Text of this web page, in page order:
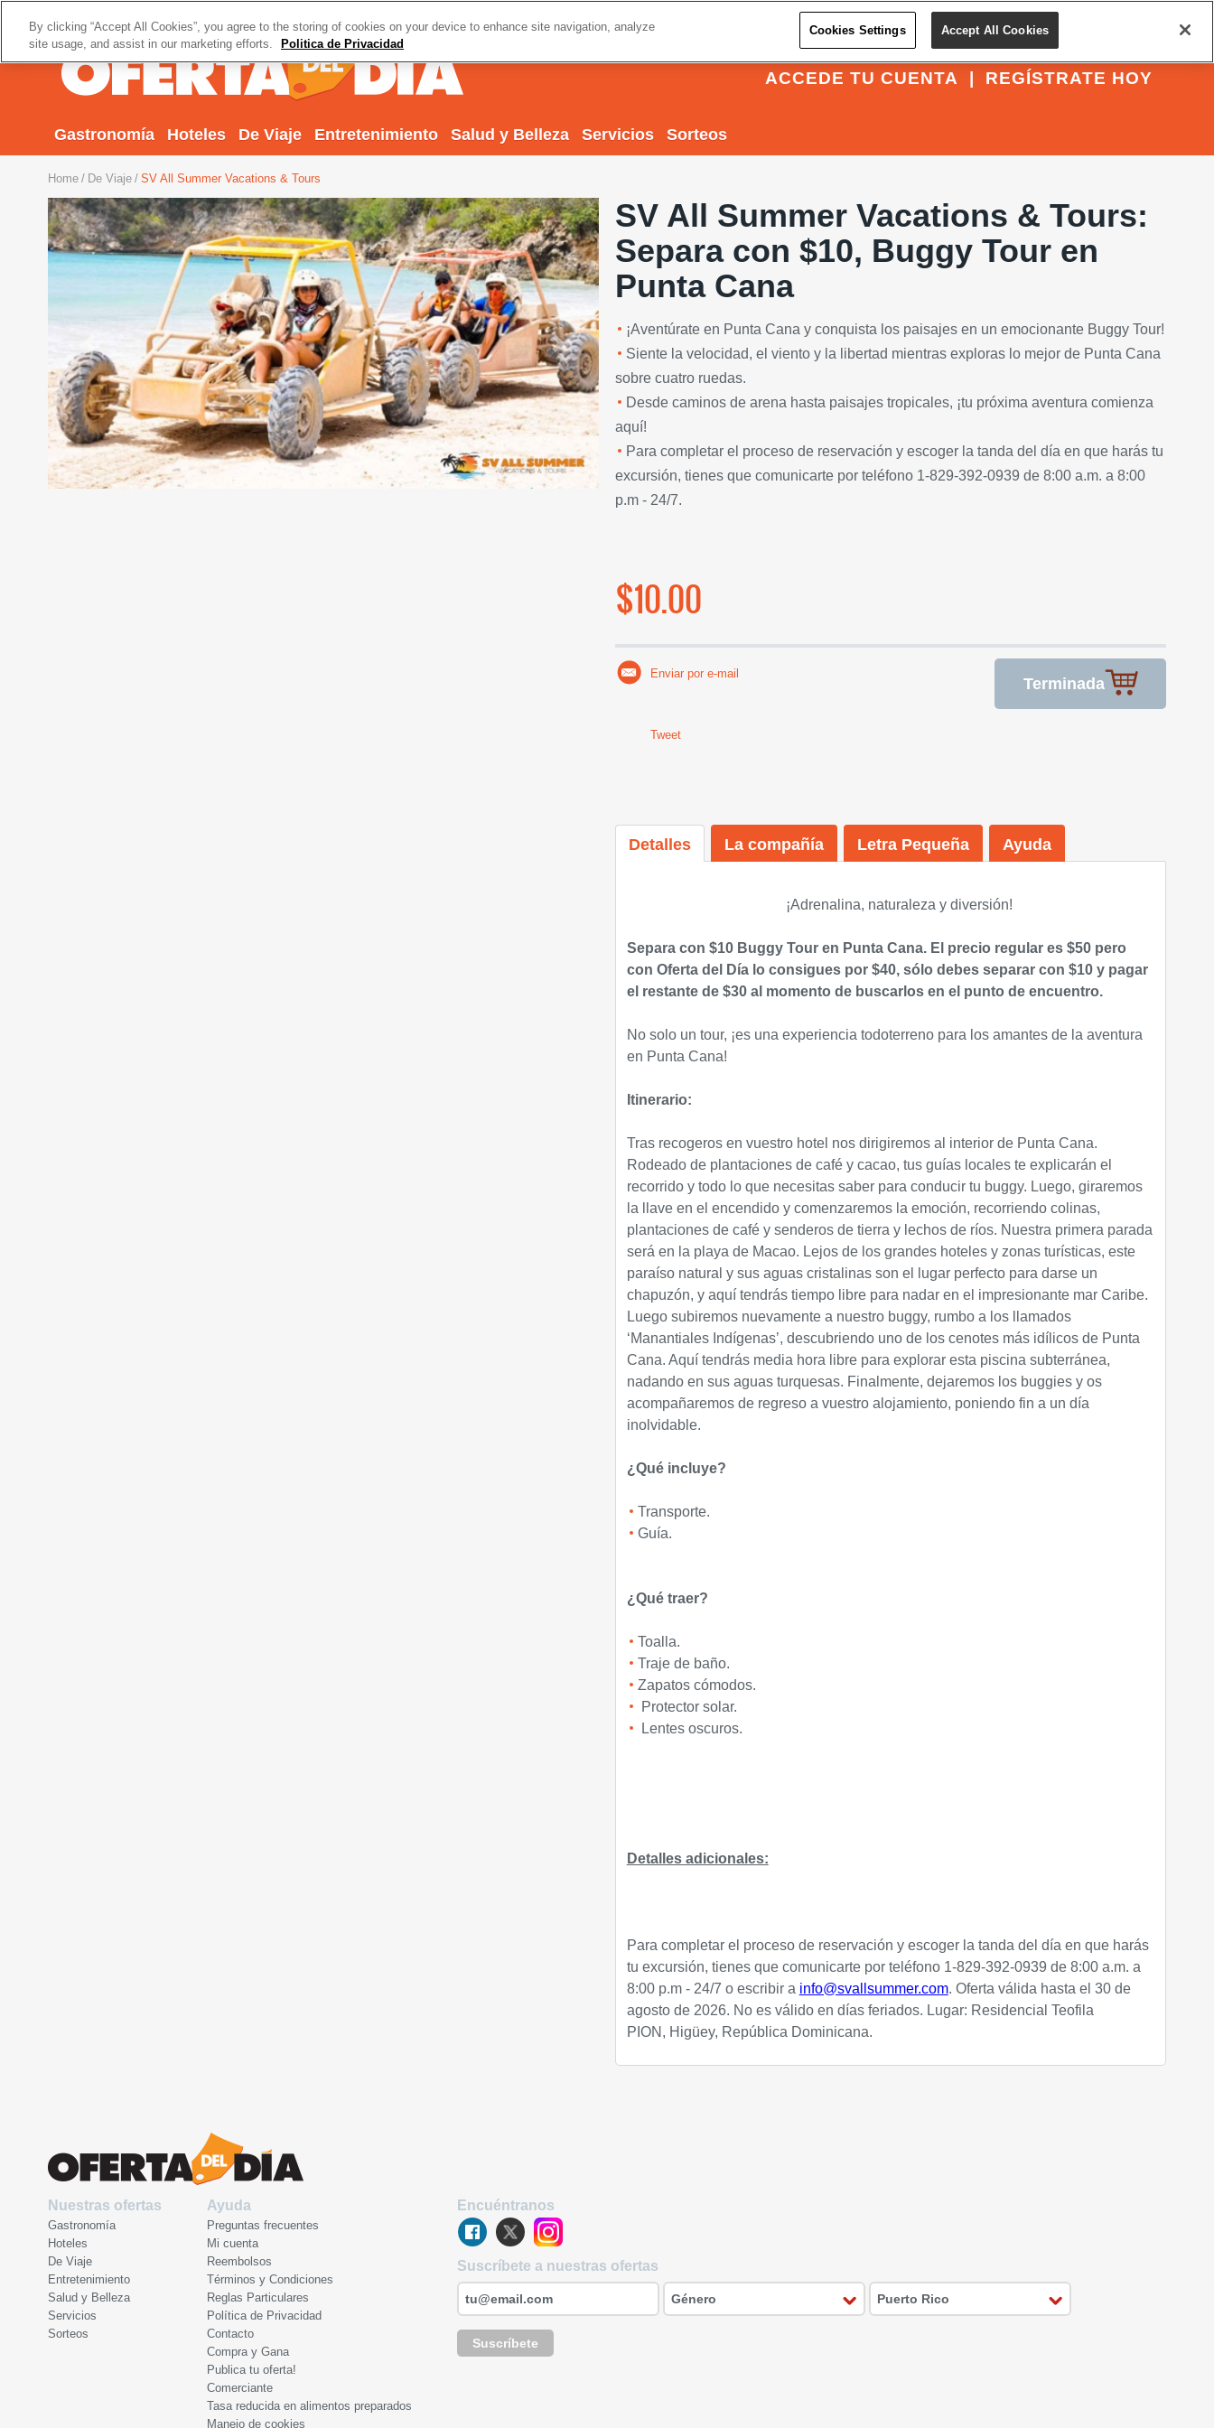
REGÍSTRATE HOY
ACCEDE TU CUENTA
Gastronomía Hoteles De Viaje Entretenimiento Salud y Belleza Servicios Sorteos
Home De Viaje SV All Summer Vacations & Tours
Previous Next
SV All Summer Vacations & Tours:
Separa con $10, Buggy Tour en
Punta Cana
¡Aventúrate en Punta Cana y conquista los paisajes en un emocionante Buggy Tour!
Siente la velocidad, el viento y la libertad mientras exploras lo mejor de Punta Cana
sobre cuatro ruedas.
Desde caminos de arena hasta paisajes tropicales, ¡tu próxima aventura comienza
aquí!
Para completar el proceso de reservación y escoger la tanda del día en que harás tu
excursión, tienes que comunicarte por teléfono 1-829-392-0939 de 8:00 a.m. a 8:00
p.m - 24/7.
$10.00
Terminada
Enviar por e-mail
Tweet
Detalles La compañía Letra Pequeña Ayuda
¡Adrenalina, naturaleza y diversión!
Separa con $10 Buggy Tour en Punta Cana. El precio regular es $50 pero
con Oferta del Día lo consigues por $40, sólo debes separar con $10 y pagar
el restante de $30 al momento de buscarlos en el punto de encuentro.
No solo un tour, ¡es una experiencia todoterreno para los amantes de la aventura
en Punta Cana!
Itinerario:
Tras recogeros en vuestro hotel nos dirigiremos al interior de Punta Cana.
Rodeado de plantaciones de café y cacao, tus guías locales te explicarán el
recorrido y todo lo que necesitas saber para conducir tu buggy. Luego, giraremos
la llave en el encendido y comenzaremos la emoción, recorriendo colinas,
plantaciones de café y senderos de tierra y lechos de ríos. Nuestra primera parada
será en la playa de Macao. Lejos de los grandes hoteles y zonas turísticas, este
paraíso natural y sus aguas cristalinas son el lugar perfecto para darse un
chapuzón, y aquí tendrás tiempo libre para nadar en el impresionante mar Caribe.
Luego subiremos nuevamente a nuestro buggy, rumbo a los llamados
‘Manantiales Indígenas’, descubriendo uno de los cenotes más idílicos de Punta
Cana. Aquí tendrás media hora libre para explorar esta piscina subterránea,
nadando en sus aguas turquesas. Finalmente, dejaremos los buggies y os
acompañaremos de regreso a vuestro alojamiento, poniendo fin a un día
inolvidable.
¿Qué incluye?
Transporte.
Guía.
¿Qué traer?
Toalla.
Traje de baño.
Zapatos cómodos.
Protector solar.
Lentes oscuros.
Detalles adicionales:
Para completar el proceso de reservación y escoger la tanda del día en que harás
tu excursión, tienes que comunicarte por teléfono 1-829-392-0939 de 8:00 a.m. a
8:00 p.m - 24/7 o escribir a info@svallsummer.com. Oferta válida hasta el 30 de
agosto de 2026. No es válido en días feriados. Lugar: Residencial Teofila
PION, Higüey, República Dominicana.
Nuestras ofertas
Gastronomía
Hoteles
De Viaje
Entretenimiento
Salud y Belleza
Servicios
Sorteos
Ayuda
Preguntas frecuentes
Mi cuenta
Reembolsos
Términos y Condiciones
Reglas Particulares
Política de Privacidad
Contacto
Compra y Gana
Publica tu oferta!
Comerciante
Tasa reducida en alimentos preparados
Manejo de cookies
Encuéntranos
Suscríbete a nuestras ofertas
Suscríbete
By clicking “Accept All Cookies”, you agree to the storing of cookies on your device to enhance site navigation, analyze
site usage, and assist in our marketing efforts.
Politica de Privacidad
Cookies Settings Accept All Cookies